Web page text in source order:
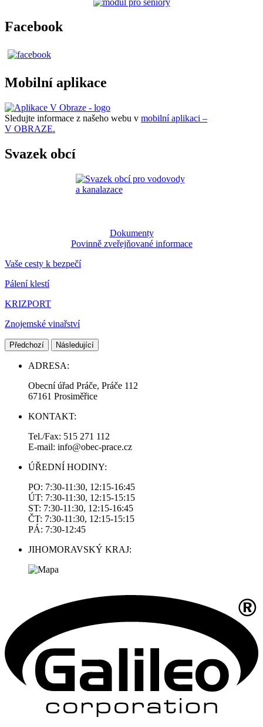
Facebook
Mobilní aplikace
Sledujte informace z našeho webu v mobilní aplikaci –
V OBRAZE.
Svazek obcí
Dokumenty
Povinně zveřejňované informace
Vaše cesty k bezpečí
Pálení klestí
KRIZPORT
Znojemské vinařství
Předchozí Následující
ADRESA:
Obecní úřad Práče, Práče 112
67161 Prosiměřice
KONTAKT:
Tel./Fax: 515 271 112
E-mail: info@obec-prace.cz
ÚŘEDNÍ HODINY:
PO: 7:30-11:30, 12:15-16:45
ÚT: 7:30-11:30, 12:15-15:15
ST: 7:30-11:30, 12:15-16:45
ČT: 7:30-11:30, 12:15-15:15
PÁ: 7:30-12:45
JIHOMORAVSKÝ KRAJ: